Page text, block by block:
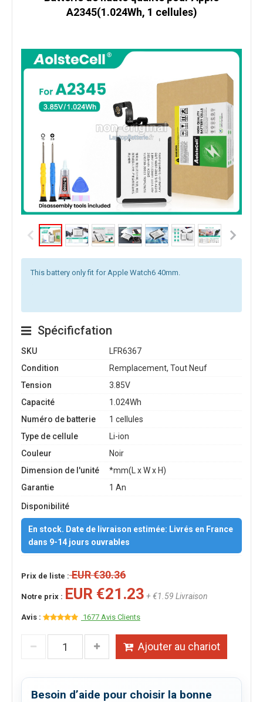
A2345(1.024Wh, 1 cellules)
This battery only fit for Apple Watch6 40mm.
Spécificfation
SKU
LFR6367
Condition
Remplacement, Tout Neuf
Tension
3.85V
Capacité
1.024Wh
Numéro de batterie
1 cellules
Type de cellule
Li-ion
Couleur
Noir
Dimension de l'unité
*mm(L x W x H)
Garantie
1 An
Disponibilité
En stock. Date de livraison estimée: Livrés en France
dans 9-14 jours ouvrables
Prix de liste :EUR €30.36
Notre prix : EUR €21.23 + €1.59 Livraison
Avis : 1677 Avis Clients
Ajouter au chariot
Besoin d’aide pour choisir la bonne